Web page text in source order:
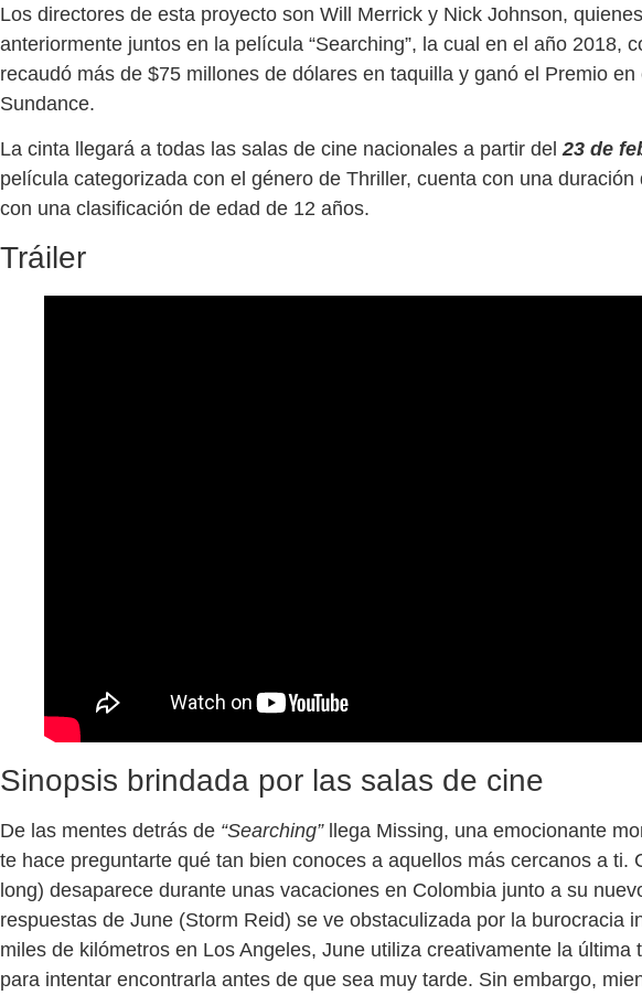
Los directores de esta proyecto son Will Merrick y Nick Johnson,
anteriormente juntos en la película “Searching”, la cual en el año 2018,
recaudó más de $75 millones de dólares en taquilla y ganó el Premio
Sundance.
La cinta llegará a todas las salas de cine nacionales a partir del 23 de
película categorizada con el género de Thriller, cuenta con una duración
con una clasificación de edad de 12 años.
Tráiler
Sinopsis brindada por las salas de cine
De las mentes detrás de “Searching” llega Missing, una emocionante
te hace preguntarte qué tan bien conoces a aquellos más cercanos a ti.
long) desaparece durante unas vacaciones en Colombia junto a su
respuestas de June (Storm Reid) se ve obstaculizada por la burocracia
miles de kilómetros en Los Angeles, June utiliza creativamente la última
para intentar encontrarla antes de que sea muy tarde. Sin embargo,